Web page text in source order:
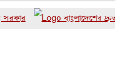
বাংলাদেশের দ্রুত ৬